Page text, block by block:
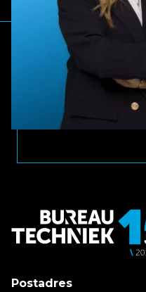
Postadres